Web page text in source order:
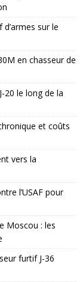
sur le
en chasseur de
20 le long de la
et coûts
vers la
l’USAF pour
Moscou : les
furtif J-36